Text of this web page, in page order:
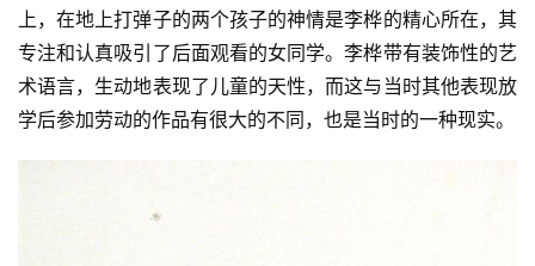
上，在地上打弹子的两个孩子的神情是李桦的精心所在，其
专注和认真吸引了后面观看的女同学。李桦带有装饰性的艺
术语言，生动地表现了儿童的天性，而这与当时其他表现放
学后参加劳动的作品有很大的不同，也是当时的一种现实。